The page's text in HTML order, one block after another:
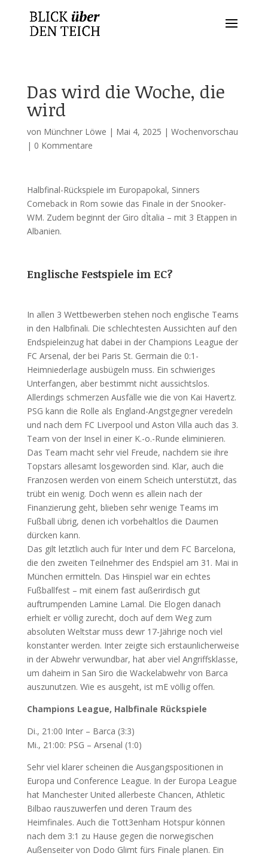
Das wird die Woche, die
wird
von Münchner Löwe | Mai 4, 2025 | Wochenvorschau
| 0 Kommentare
Halbfinal-Rückspiele im Europapokal, Sinners
Comeback in Rom sowie das Finale in der Snooker-
WM. Zudem beginnt der Giro dÌtalia – mit 3 Etappen in
Albanien.
Englische Festspiele im EC?
In allen 3 Wettbewerben stehen noch englische Teams
in den Halbfinali. Die schlechtesten Aussichten auf den
Endspieleinzug hat dabei in der Champions League der
FC Arsenal, der bei Paris St. Germain die 0:1-
Heimniederlage ausbügeln muss. Ein schwieriges
Unterfangen, aber bestimmt nicht aussichtslos.
Allerdings schmerzen Ausfälle wie die von Kai Havertz.
PSG kann die Rolle als England-Angstgegner veredeln
und nach dem FC Liverpool und Aston Villa auch das 3.
Team von der Insel in einer K.-o.-Runde eliminieren.
Das Team macht sehr viel Freude, nachdem sie ihre
Topstars allesamt losgeworden sind. Klar, auch die
Franzosen werden von einem Scheich unterstützt, das
trübt ein wenig. Doch wenn es allein nach der
Finanzierung geht, blieben sehr wenige Teams im
Fußball übrig, denen ich vorbehaltlos die Daumen
dürcken kann.
Das gilt letztlich auch für Inter und dem FC Barcelona,
die den zweiten Teilnehmer des Endspiel am 31. Mai in
München ermitteln. Das Hinspiel war ein echtes
Fußballfest – mit einem fast außerirdisch gut
auftrumpenden Lamine Lamal. Die Elogen danach
erhielt er völlig zurecht, doch auf dem Weg zum
absoluten Weltstar muss dewr 17-Jährige noch viel
konstanter werden. Inter zeigte sich erstaunlicherweise
in der Abwehr verwundbar, hat aber viel Angriffsklasse,
um daheim in San Siro die Wackelabwehr von Barca
auszunutzen. Wie es ausgeht, ist mE völlig offen.
Champions League, Halbfinale Rückspiele
Di., 21:00 Inter – Barca (3:3)
Mi., 21:00: PSG – Arsenal (1:0)
Sehr viel klarer scheinen die Ausgangspositionen in
Europa und Conference League. In der Europa League
hat Manchester United allerbeste Chancen, Athletic
Bilbao rauszuwerfen und deren Traum des
Heimfinales. Auch die Tott3enham Hotspur können
nach dem 3:1 zu Hause gegen die norwegischen
Außenseiter von Dodo Glimt fürs Finale planen. Ein